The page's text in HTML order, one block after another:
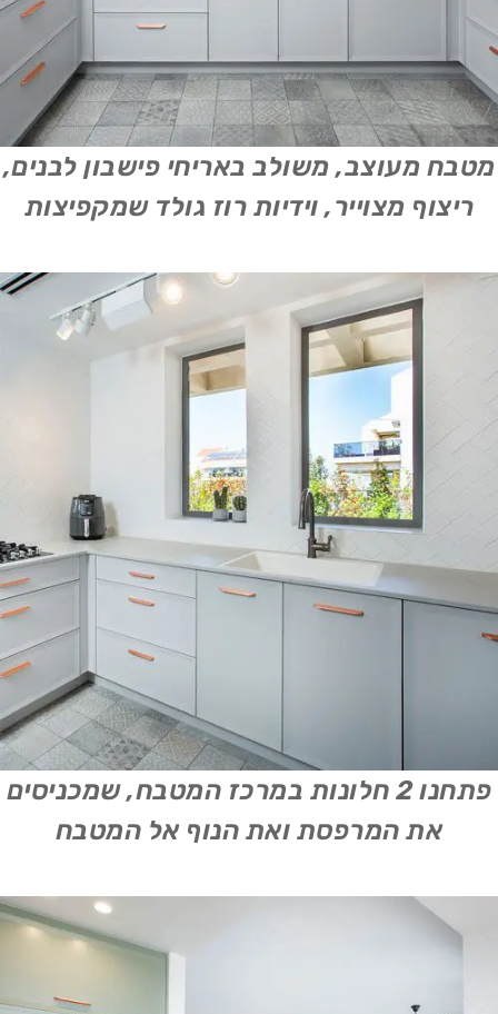
מטבח מעוצב, משולב באריחי פישבון לבנים,
ריצוף מצוייר, וידיות רוז גולד שמקפיצות
פתחנו 2 חלונות במרכז המטבח, שמכניסים
את המרפסת ואת הנוף אל המטבח